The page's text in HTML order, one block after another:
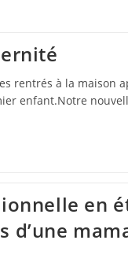
rentrés à la maison
enfant.Notre
en
d’une